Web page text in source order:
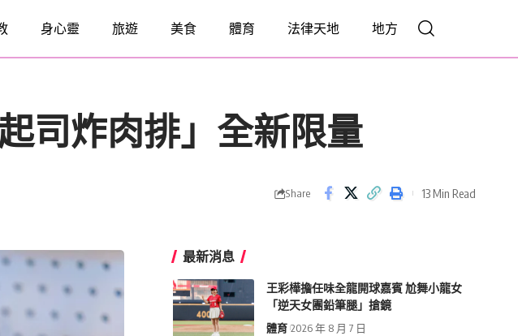
身心靈 旅遊 美食 體育 法律天地 地方
司炸⾁排」全新限量
Share 13 Min Read
最新消息
王彩樺擔任味全龍開球嘉賓 尬舞小龍女
「逆天女團鉛筆腿」搶鏡
體育 2026 年 8 月 7 日